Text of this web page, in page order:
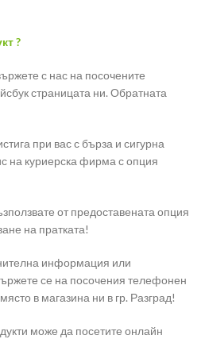
?
с нас на посочените
страницата ни. Обратната
при вас с бърза и сигурна
на куриерска фирма с опция
от предоставената опция
на пратката!
информация или
се на посочения телефонен
в магазина ни в гр. Разград!
може да посетите онлайн